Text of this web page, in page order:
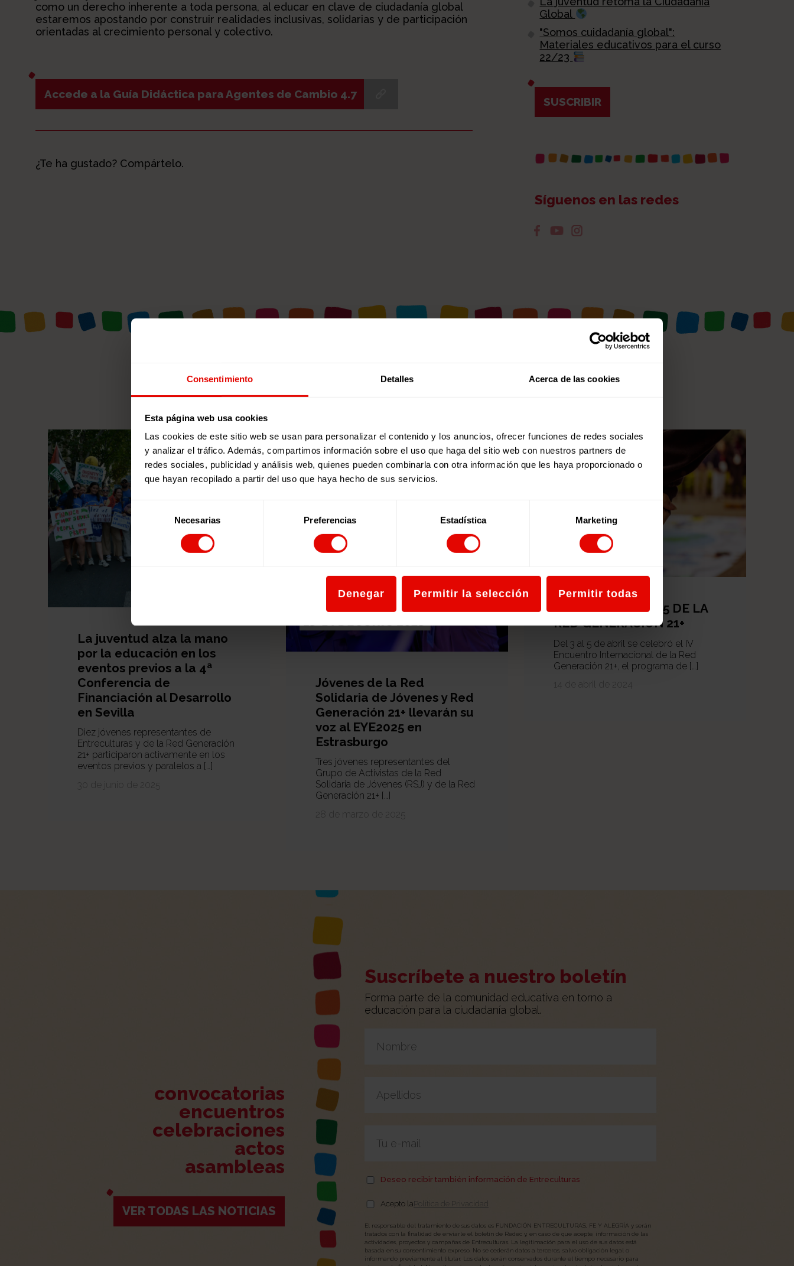
Consentimiento Detalles Acerca de las cookies
Esta página web usa cookies
Las cookies de este sitio web se usan para personalizar el contenido y los anuncios, ofrecer funciones de redes sociales
y analizar el tráfico. Además, compartimos información sobre el uso que haga del sitio web con nuestros partners de
redes sociales, publicidad y análisis web, quienes pueden combinarla con otra información que les haya proporcionado o
que hayan recopilado a partir del uso que haya hecho de sus servicios.
Selección
consentimiento
Necesarias Preferencias Estadística Marketing
Denegar Permitir la selección Permitir todas
como un derecho inherente a toda persona, al educar en clave de ciudadanía global
estaremos apostando por construir realidades inclusivas, solidarias y de participación
orientadas al crecimiento personal y colectivo.
Accede a la Guía Didáctica para Agentes de Cambio 4.7
¿Te ha gustado? Compártelo.
Global
"Somos cuidadanía global":
Materiales educativos para el curso
22/23
SUSCRIBIR
Síguenos en las redes
NOTICIAS RELACIONADAS
La juventud alza la mano
por la educación en los
eventos previos a la 4ª
Conferencia de
Financiación al Desarrollo
en Sevilla
Diez jóvenes representantes de
Entreculturas y de la Red Generación
21+ participaron activamente en los
eventos previos y paralelos a […]
30 de junio de 2025
Jóvenes de la Red
Solidaria de Jóvenes y Red
Generación 21+ llevarán su
voz al EYE2025 en
Estrasburgo
Tres jóvenes representantes del
Grupo de Activistas de la Red
Solidaria de Jóvenes (RSJ) y de la Red
Generación 21+ […]
28 de marzo de 2025
MANIFIESTO 24/25 DE LA
RED GENERACIÓN 21+
Del 3 al 5 de abril se celebró el IV
Encuentro Internacional de la Red
Generación 21+, el programa de […]
14 de abril de 2024
convocatorias
encuentros
celebraciones
actos
asambleas
VER TODAS LAS NOTICIAS
Suscríbete a nuestro boletín
Forma parte de la comunidad educativa en torno a
educación para la ciudadanía global.
Deseo recibir también información de Entreculturas
Acepto laPolítica de Privacidad
El responsable del tratamiento de sus datos es FUNDACIÓN ENTRECULTURAS, FE Y ALEGRÍA y serán
tratados con la finalidad de enviarle el boletín de Redec y, en caso de que acepte, información de las
actividades, proyectos y campañas de Entreculturas. La legitimación para el uso de sus datos está
basada en su consentimiento expreso. No se cederán datos a terceros, salvo obligación legal o
informando previamente al titular. Los datos serán conservados durante el tiempo necesario para